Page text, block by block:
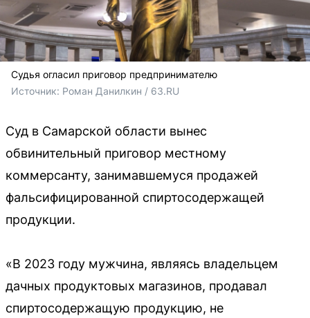
Судья огласил приговор предпринимателю
Источник: Роман Данилкин / 63.RU
Суд в Самарской области вынес
обвинительный приговор местному
коммерсанту, занимавшемуся продажей
фальсифицированной спиртосодержащей
продукции.
«В 2023 году мужчина, являясь владельцем
дачных продуктовых магазинов, продавал
спиртосодержащую продукцию, не